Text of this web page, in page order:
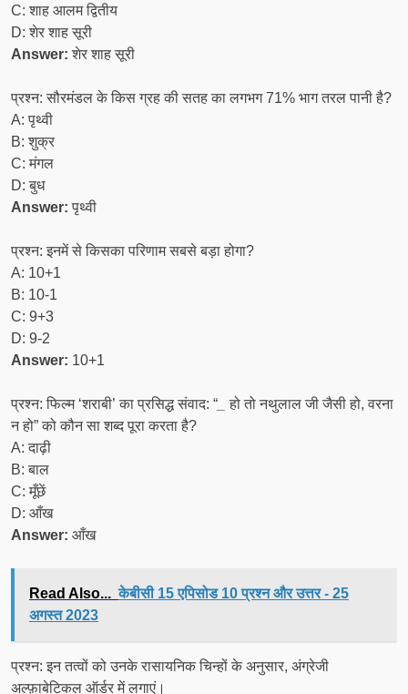
C: शाह आलम द्वितीय
D: शेर शाह सूरी
Answer: शेर शाह सूरी
प्रश्न: सौरमंडल के किस ग्रह की सतह का लगभग 71% भाग तरल पानी है?
A: पृथ्वी
B: शुक्र
C: मंगल
D: बुध
Answer: पृथ्वी
प्रश्न: इनमें से किसका परिणाम सबसे बड़ा होगा?
A: 10+1
B: 10-1
C: 9+3
D: 9-2
Answer: 10+1
प्रश्न: फिल्म ‘शराबी’ का प्रसिद्ध संवाद: “
हो तो नथुलाल जी जैसी हो, वरना
न हो” को कौन सा शब्द पूरा करता है?
A: दाढ़ी
B: बाल
C: मूँछें
D: आँख
Answer: आँख
Read Also... केबीसी 15 एपिसोड 10 प्रश्न और उत्तर - 25
अगस्त 2023
प्रश्न: इन तत्वों को उनके रासायनिक चिन्हों के अनुसार, अंग्रेजी
अल्फ़ाबेटिकल ऑर्डर में लगाएं।